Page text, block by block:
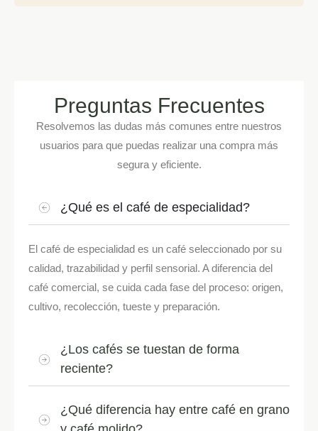
Preguntas Frecuentes
Resolvemos las dudas más comunes entre nuestros
usuarios para que puedas realizar una compra más
segura y eficiente.
¿Qué es el café de especialidad?
El café de especialidad es un café seleccionado por su
calidad, trazabilidad y perfil sensorial. A diferencia del
café comercial, se cuida cada fase del proceso: origen,
cultivo, recolección, tueste y preparación.
¿Los cafés se tuestan de forma
reciente?
¿Qué diferencia hay entre café en grano